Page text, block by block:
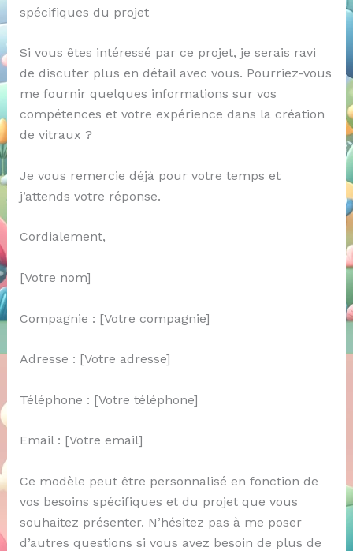
spécifiques du projet
Si vous êtes intéressé par ce projet, je serais ravi
de discuter plus en détail avec vous. Pourriez-vous
me fournir quelques informations sur vos
compétences et votre expérience dans la création
de vitraux ?
Je vous remercie déjà pour votre temps et
j’attends votre réponse.
Cordialement,
[Votre nom]
Compagnie : [Votre compagnie]
Adresse : [Votre adresse]
Téléphone : [Votre téléphone]
Email : [Votre email]
Ce modèle peut être personnalisé en fonction de
vos besoins spécifiques et du projet que vous
souhaitez présenter. N’hésitez pas à me poser
d’autres questions si vous avez besoin de plus de